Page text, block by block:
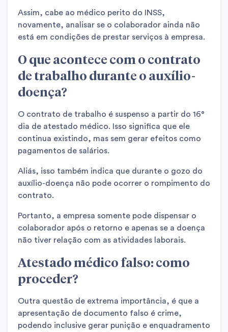
Assim, cabe ao médico perito do INSS,
novamente, analisar se o colaborador ainda não
está em condições de prestar serviços à empresa.
O que acontece com o contrato
de trabalho durante o auxílio-
doença?
O contrato de trabalho é suspenso a partir do 16°
dia de atestado médico. Isso significa que ele
continua existindo, mas sem gerar efeitos como
pagamentos de salários.
Aliás, isso também indica que durante o gozo do
auxílio-doença não pode ocorrer o rompimento do
contrato.
Portanto, a empresa somente pode dispensar o
colaborador após o retorno e apenas se a doença
não tiver relação com as atividades laborais.
Atestado médico falso: como
proceder?
Outra questão de extrema importância, é que a
apresentação de documento falso é crime,
podendo inclusive gerar punição e enquadramento